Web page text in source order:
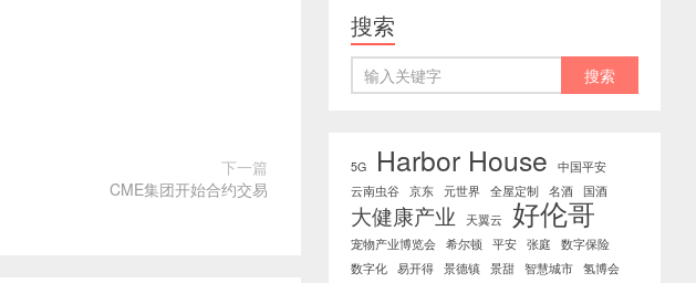
下一篇
CME集团开始合约交易
搜索
5G Harbor House
中国平安
云南虫谷 京东 元世界 全屋定制 名酒 国酒
大健康产业 天翼云 好伦哥
宠物产业博览会 希尔顿 平安 张庭
数字保险
数字化 易开得 景德镇 景甜 智慧城市 氢博会